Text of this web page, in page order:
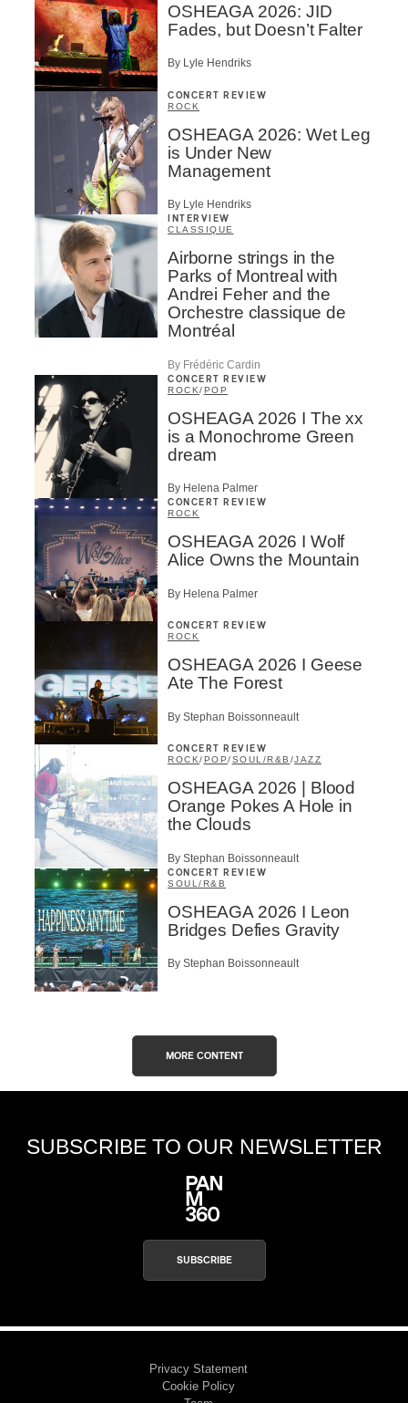
OSHEAGA 2026: JID
Fades, but Doesn’t Falter
By Lyle Hendriks
CONCERT REVIEW
ROCK
OSHEAGA 2026: Wet Leg
is Under New
Management
By Lyle Hendriks
INTERVIEW
CLASSIQUE
Airborne strings in the
Parks of Montreal with
Andrei Feher and the
Orchestre classique de
Montréal
By Frédéric Cardin
CONCERT REVIEW
ROCK/POP
OSHEAGA 2026 I The xx
is a Monochrome Green
dream
By Helena Palmer
CONCERT REVIEW
ROCK
OSHEAGA 2026 I Wolf
Alice Owns the Mountain
By Helena Palmer
CONCERT REVIEW
ROCK
OSHEAGA 2026 I Geese
Ate The Forest
By Stephan Boissonneault
CONCERT REVIEW
ROCK/POP/SOUL/R&B /JAZZ
OSHEAGA 2026 | Blood
Orange Pokes A Hole in
the Clouds
By Stephan Boissonneault
CONCERT REVIEW
SOUL/R&B
OSHEAGA 2026 I Leon
Bridges Defies Gravity
By Stephan Boissonneault
MORE CONTENT
SUBSCRIBE TO OUR NEWSLETTER
SUBSCRIBE
Privacy Statement
Cookie Policy